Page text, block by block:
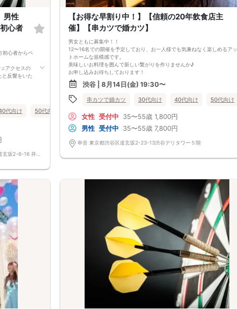
ダーツ一ゲーム１００円別途自己負担 ドリンクキャッシュオンスタイル
体調の悪い方やコロナウイルスの症状がある方はご参加はご遠慮いただい
ております。
比率が偏る場合もございます。
比率は調整されていません。少人数になります。最低遂行人数２対２
当日お申し込みが多数のため比率や人数は様々になる場合もございます。
ご理解の上ご参加をお願い致します。
男性
心者
初心者からベ
♫アクセスの
と反響をいた
士など士業
業・公務員
ンチ以上
上の源泉
ものが持参
条件が確認
す。その場
参加人数に
中で連絡先
。
るダーツ♪
ます。
ンスタイル
代向け 50代向け
【お得な早割り中！】【信頼の20年飲食店主
催】【串カツで婚カツ】
男女ともに募集中！！
12〜16名での開催を予定しており、お一人様でも気兼ねなく楽しめるアッ
トホームな規模感です。
美味しいお料理を囲んで新しい繋がりを作りませんか♪
お申し込みお待ちしております！
🟥2時間飲み放題
前菜、鍋料理（鶏白湯鍋、豚味噌鍋、牛チゲ鍋）、串揚げ盛り合わせ
🟥12〜18名で開催します
38〜48歳が多いです
🟥最少催行人数6名
中止判断タイミング 開始3時間前
毎週開催し続けて20年。これまでに数えきれないほどのお付き合いや、ご
結婚の報告をいただいてきた歴史あるイベントです。
恋活が初めての方はもちろん、再婚をご希望の方まで、幅広い世代の方が
🟥【キャンセルポリシー】
お振込でのお支払いをお願いします。
別日への振替は可能です
（キャンセル料はかかりませんが、先にお振込をおねがいします、その後
参加ご希望日をお知らせください。
渋谷 | 8月14日(金) 19:30〜
串カツで婚カツ 30代向け 40代向け 50代向け
女性 受付中 35〜55歳 1,800円
男性 受付中 35〜55歳 7,800円
串音 東京都渋谷区道玄坂2-23-13渋谷デリタワー５階